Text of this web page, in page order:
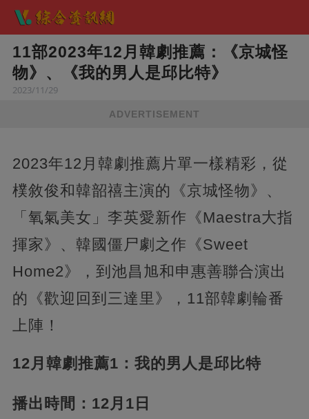
11部2023年12月韓劇推薦：《京城怪
物》、《我的男人是邱比特》
2023/11/29
ADVERTISEMENT
2023年12月韓劇推薦片單一樣精彩，從
樸敘俊和韓韶禧主演的《京城怪物》、
「氧氣美女」李英愛新作《Maestra大指
揮家》、韓國僵尸劇之作《Sweet
Home2》，到池昌旭和申惠善聯合演出
的《歡迎回到三達里》，11部韓劇輪番
上陣！
12月韓劇推薦1：我的男人是邱比特
播出時間：12月1日